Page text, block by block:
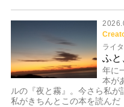
ライ
ふと
年に
本が
ルの『夜と霧』。今さら私が
私がきちんとこの本を読んだ